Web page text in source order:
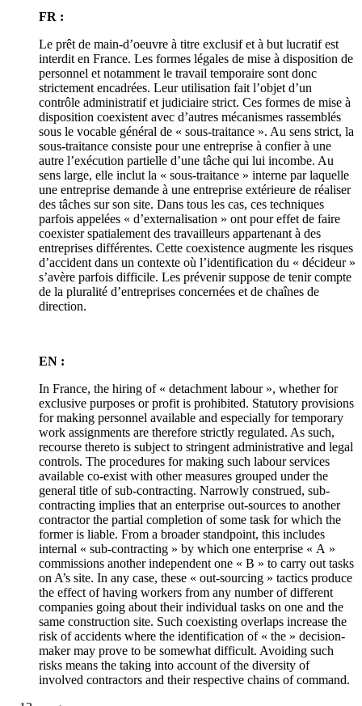
FR :
Le prêt de main-d’oeuvre à titre exclusif et à but lucratif est
interdit en France. Les formes légales de mise à disposition de
personnel et notamment le travail temporaire sont donc
strictement encadrées. Leur utilisation fait l’objet d’un
contrôle administratif et judiciaire strict. Ces formes de mise à
disposition coexistent avec d’autres mécanismes rassemblés
sous le vocable général de « sous-traitance ». Au sens strict, la
sous-traitance consiste pour une entreprise à confier à une
autre l’exécution partielle d’une tâche qui lui incombe. Au
sens large, elle inclut la « sous-traitance » interne par laquelle
une entreprise demande à une entreprise extérieure de réaliser
des tâches sur son site. Dans tous les cas, ces techniques
parfois appelées « d’externalisation » ont pour effet de faire
coexister spatialement des travailleurs appartenant à des
entreprises différentes. Cette coexistence augmente les risques
d’accident dans un contexte où l’identification du « décideur »
s’avère parfois difficile. Les prévenir suppose de tenir compte
de la pluralité d’entreprises concernées et de chaînes de
direction.
EN :
In France, the hiring of « detachment labour », whether for
exclusive purposes or profit is prohibited. Statutory provisions
for making personnel available and especially for temporary
work assignments are therefore strictly regulated. As such,
recourse thereto is subject to stringent administrative and legal
controls. The procedures for making such labour services
available co-exist with other measures grouped under the
general title of sub-contracting. Narrowly construed, sub-
contracting implies that an enterprise out-sources to another
contractor the partial completion of some task for which the
former is liable. From a broader standpoint, this includes
internal « sub-contracting » by which one enterprise « A »
commissions another independent one « B » to carry out tasks
on A’s site. In any case, these « out-sourcing » tactics produce
the effect of having workers from any number of different
companies going about their individual tasks on one and the
same construction site. Such coexisting overlaps increase the
risk of accidents where the identification of « the » decision-
maker may prove to be somewhat difficult. Avoiding such
risks means the taking into account of the diversity of
involved contractors and their respective chains of command.